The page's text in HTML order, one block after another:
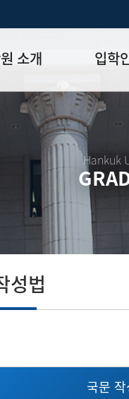
소개
처
입학
모집일정
모집요강
입시 공지사항
학부-대학원
석·박사 통합
박사후 연구과정
Hankuk
성법
국문